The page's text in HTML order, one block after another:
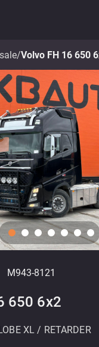
/Volvo FH 16 650
M943-8121
650 6x2
XL / RETARDER